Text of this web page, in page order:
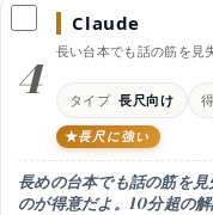
無料枠
無料プランで広く台本・
向く用途
リサーチ＋台本＋概要欄
得意なこと
調べものから台本化まで流
使い方
4
Claude
長い台本でも話の筋を見
タイプ 長尺向け
長尺に強い
長めの台本でも話の筋を
のが得意だよ。10分超の